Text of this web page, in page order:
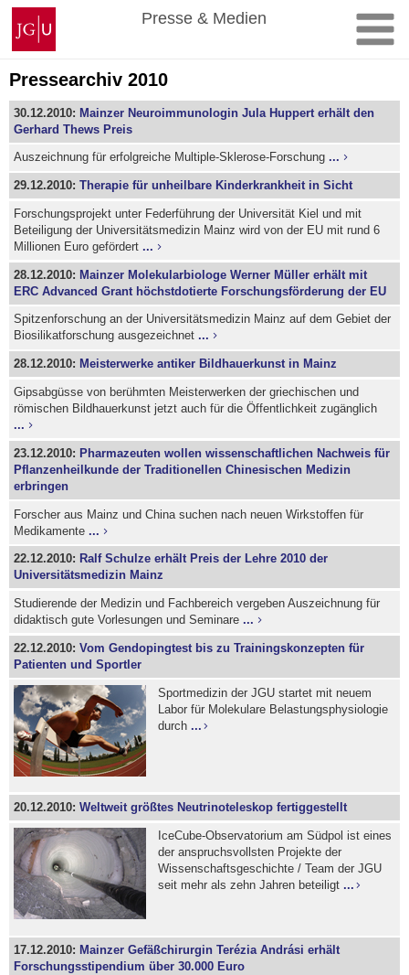
Zum
Inhalt
springen
Johannes
Gutenberg-
Universität
Mainz
Presse & Medien
Pressearchiv 2010
30.12.2010: Mainzer Neuroimmunologin Jula Huppert erhält den
Gerhard Thews Preis
Auszeichnung für erfolgreiche Multiple-Sklerose-Forschung...
29.12.2010:Therapie für unheilbare Kinderkrankheit in Sicht
Forschungsprojekt unter Federführung der Universität Kiel und mit
Beteiligung der Universitätsmedizin Mainz wird von der EU mit rund 6
Millionen Euro gefördert...
28.12.2010: Mainzer Molekularbiologe Werner Müller erhält mit
ERC Advanced Grant höchstdotierte Forschungsförderung der EU
Spitzenforschung an der Universitätsmedizin Mainz auf dem Gebiet der
Biosilikatforschung ausgezeichnet...
28.12.2010: Meisterwerke antiker Bildhauerkunst in Mainz
Gipsabgüsse von berühmten Meisterwerken der griechischen und
römischen Bildhauerkunst jetzt auch für die Öffentlichkeit zugänglich
...
23.12.2010: Pharmazeuten wollen wissenschaftlichen Nachweis für
Pflanzenheilkunde der Traditionellen Chinesischen Medizin
erbringen
Forscher aus Mainz und China suchen nach neuen Wirkstoffen für
Medikamente...
22.12.2010: Ralf Schulze erhält Preis der Lehre 2010 der
Universitätsmedizin Mainz
Studierende der Medizin und Fachbereich vergeben Auszeichnung für
didaktisch gute Vorlesungen und Seminare...
22.12.2010:Vom Gendopingtest bis zu Trainingskonzepten für
Patienten und Sportler
Sportmedizin der JGU startet mit neuem
Labor für Molekulare Belastungsphysiologie
durch ...
20.12.2010:Weltweit größtes Neutrinoteleskop fertiggestellt
IceCube-Observatorium am Südpol ist eines
der anspruchsvollsten Projekte der
Wissenschaftsgeschichte / Team der JGU
seit mehr als zehn Jahren beteiligt ...
17.12.2010: Mainzer Gefäßchirurgin Terézia Andrási erhält
Forschungsstipendium über 30.000 Euro